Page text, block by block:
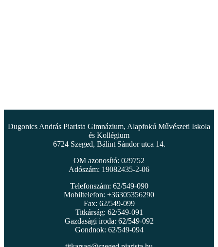
Dugonics András Piarista Gimnázium, Alapfokú Művészeti Iskola
és Kollégium
6724 Szeged, Bálint Sándor utca 14.
OM azonosító: 029752
Adószám: 19082435-2-06
Telefonszám: 62/549-090
Mobiltelefon: +36305356290
Fax: 62/549-099
Titkárság: 62/549-091
Gazdasági iroda: 62/549-092
Gondnok: 62/549-094